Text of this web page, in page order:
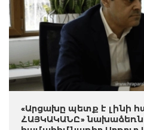
«Արցախը պետք է լինի
ՀԱՅԿԱԿԱՆԸ»